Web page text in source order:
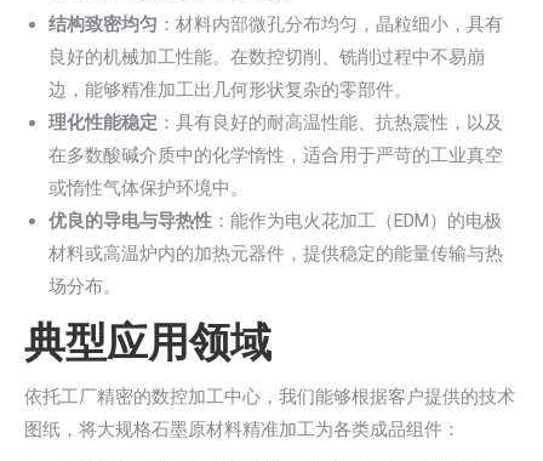
结构致密均匀 ：材料内部微孔分布均匀，晶粒细小，具有
良好的机械加工性能。在数控切削、铣削过程中不易崩
边，能够精准加工出几何形状复杂的零部件。
理化性能稳定 ：具有良好的耐高温性能、抗热震性，以及
在多数酸碱介质中的化学惰性，适合用于严苛的工业真空
或惰性气体保护环境中。
优良的导电与导热性 ：能作为电火花加工（EDM）的电极
材料或高温炉内的加热元器件，提供稳定的能量传输与热
场分布。
典型应用领域
依托工厂精密的数控加工中心，我们能够根据客户提供的技术
图纸，将大规格石墨原材料精准加工为各类成品组件：